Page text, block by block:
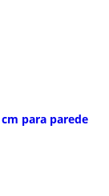
para parede